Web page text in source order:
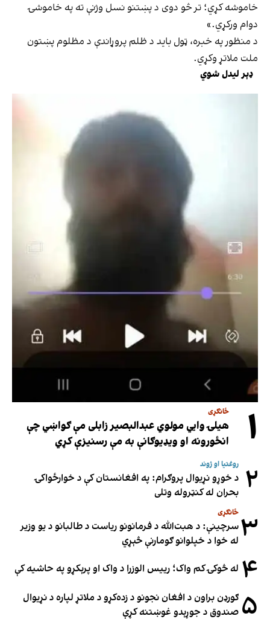
خاموشه کړي؛ تر څو دوی د پښتنو نسل وژنې ته په خاموشۍ
دوام ورکړي.»
د منظور په خبره، ټول باید د ظلم پروړاندې د مظلوم پښتون
ملت ملاتړ وکړي.
ډېر لیدل شوي
۱ ځانګړی
هیلۍ وایي مولوي عبدالبصیر زابلی مې ګواښي چې
انځورونه او ویډیوګانې به مې رسنیزې کړي
۲ روغتیا او ژوند
د خوړو نړیوال پروګرام: په افغانستان کې د خوارځواکۍ
بحران له کنټروله وتلی
۳ ځانګړی
سرچینې: د هبت‌الله د فرمانونو ریاست د طالبانو د یو وزیر
له خوا د خپلوانو ګومارنې څېړي
۴ له څوکۍ کم واک؛ رییس الوزرا د واک او پرېکړو په حاشیه کې
۵ ګورډن براون د افغان نجونو د زده‌کړو د ملاتړ لپاره د نړیوال
صندوق د جوړېدو غوښتنه کړې